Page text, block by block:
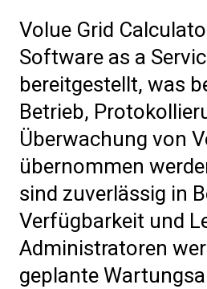
Volue Grid
Software as a
bereitgestellt, was
Betrieb,
Überwachung von
übernommen
sind zuverlässig in
Verfügbarkeit und
Administratoren
geplante